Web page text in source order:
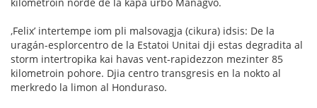
‚Felix’ intertempe iom pli malsovagja (cikura) idsis: De la
uragán-esplorcentro de la Estatoi Unitai dji estas degradita al
storm intertropika kai havas vent-rapidezzon mezinter 85
kilometroin pohore. Djia centro transgresis en la nokto al
merkredo la limon al Honduraso.